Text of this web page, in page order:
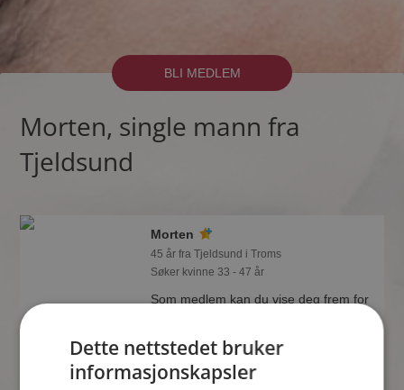
BLI MEDLEM
Morten, single mann fra
Tjeldsund
Morten
45 år fra Tjeldsund i Troms
Søker kvinne 33 - 47 år
Som medlem kan du vise deg frem for
som synes du er interessant.
Dette nettstedet bruker
informasjonskapsler